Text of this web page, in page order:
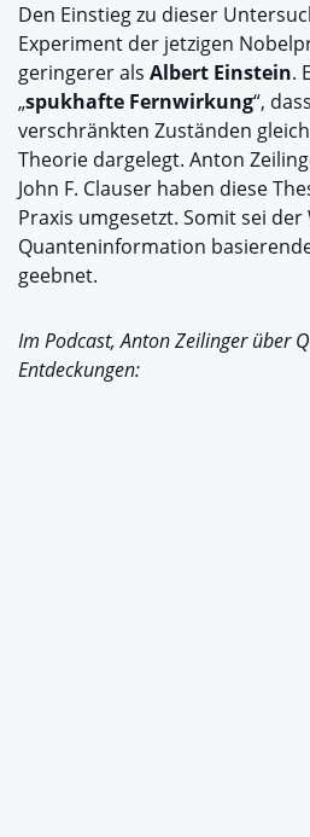
Den Einstieg zu dieser
Experiment der jetzigen
geringerer als Albert Einstein.
„spukhafte Fernwirkung“,
verschränkten Zuständen
Theorie dargelegt. Anton
John F. Clauser haben diese
Praxis umgesetzt. Somit sei
Quanteninformation
geebnet.
Im Podcast, Anton Zeilinger über
Entdeckungen: